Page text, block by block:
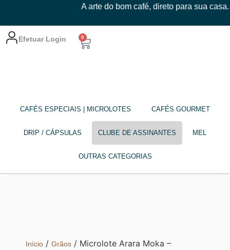
A arte do bom café, direto para sua casa.
Efetuar Login 0
CAFÉS ESPECIAIS | MICROLOTES CAFÉS GOURMET
DRIP / CÁPSULAS CLUBE DE ASSINANTES MEL
OUTRAS CATEGORIAS
Início / Grãos / Microlote Arara Moka –